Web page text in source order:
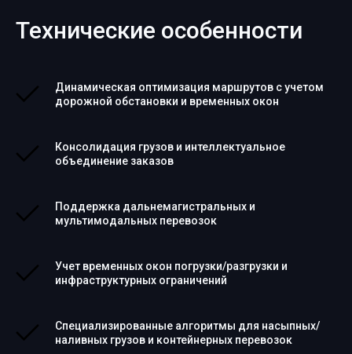
Технические особенности
Динамическая оптимизация маршрутов с учетом
дорожной обстановки и временных окон
Консолидация грузов и интеллектуальное
объединение заказов
Поддержка дальнемагистральных и
мультимодальных перевозок
Учет временных окон погрузки/разгрузки и
инфраструктурных ограничений
Специализированные алгоритмы для насыпных/
наливных грузов и контейнерных перевозок